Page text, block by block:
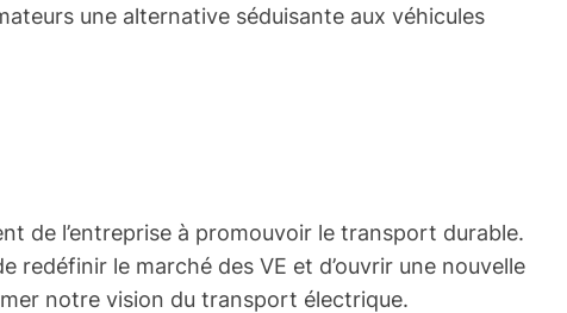
une alternative séduisante aux véhicules
de l’entreprise à promouvoir le transport durable.
redéfinir le marché des VE et d’ouvrir une nouvelle
notre vision du transport électrique.